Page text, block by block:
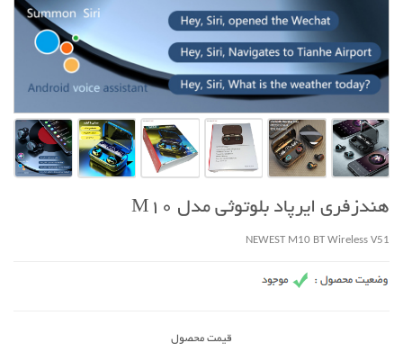
هندزفری ایرپاد بلوتوثی مدل M10
NEWEST M10 BT Wireless V51
قیمت محصول